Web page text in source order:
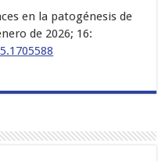
en la patogénesis de
de 2026; 16: